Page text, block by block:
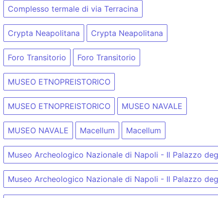
Complesso termale di via Terracina
Crypta Neapolitana Crypta Neapolitana
Foro Transitorio Foro Transitorio
MUSEO ETNOPREISTORICO
MUSEO ETNOPREISTORICO MUSEO NAVALE
MUSEO NAVALE Macellum Macellum
Museo Archeologico Nazionale di Napoli - Il Palazzo
Museo Archeologico Nazionale di Napoli - Il Palazzo